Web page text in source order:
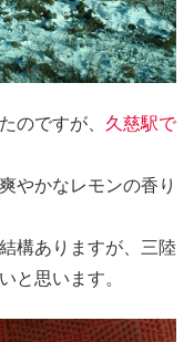
のですが、 久慈駅で
やかなレモンの香り
構ありますが、三陸
と思います。